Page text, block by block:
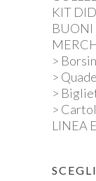
KIT
BUONI
>
>
>
>
LINEA